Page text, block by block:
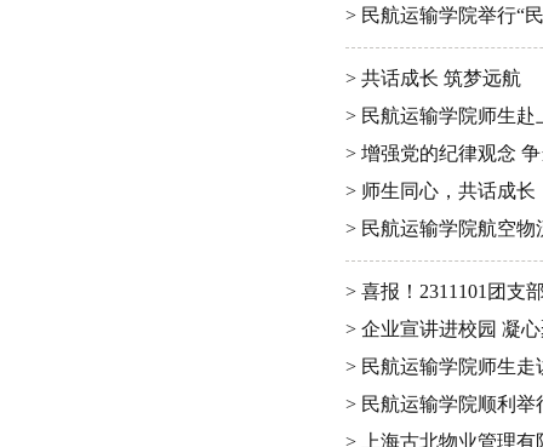
> 民航运输学院举行“
> 共话成长 筑梦远航
> 民航运输学院师生
> 增强党的纪律观念
> 师生同心，共话成长
> 民航运输学院航空
> 喜报！2311101团支
> 企业宣讲进校园 凝
> 民航运输学院师生
> 民航运输学院顺利
> 上海古北物业管理